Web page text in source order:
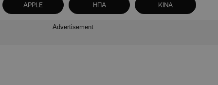
APPLE ΗΠΑ ΚΙΝΑ
Advertisement